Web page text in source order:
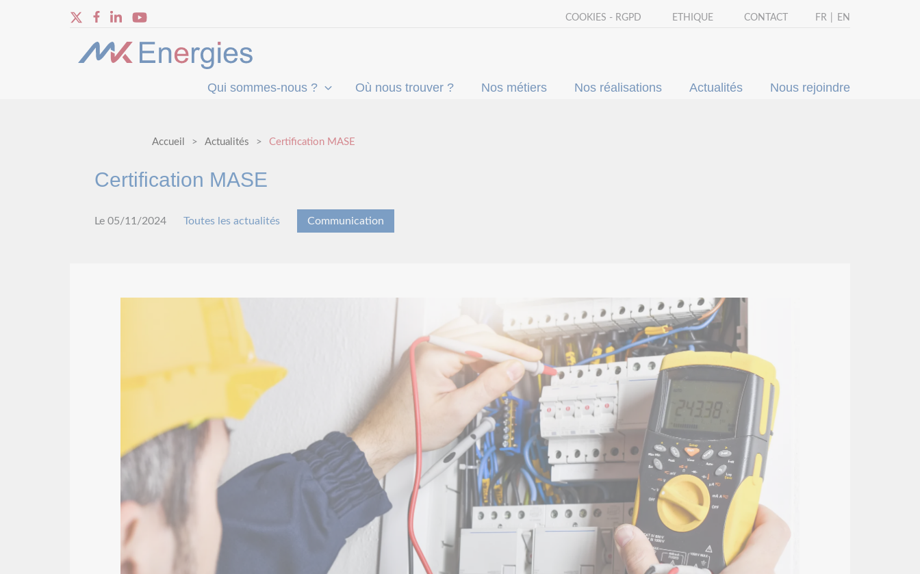
COOKIES - RGPD ETHIQUE CONTACT FR EN
Qui sommes-nous ? Où nous trouver ? Nos métiers Nos réalisations Actualités Nous rejoindre
Accueil Actualités Certification MASE
Certification MASE
Le 05/11/2024 Toutes les actualités Communication